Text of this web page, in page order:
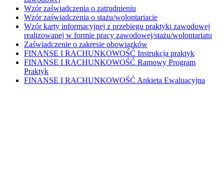
Wzór zaświadczenia o zatrudnieniu
Wzór zaświadczenia o stażu/wolontariacie
Wzór karty informacyjnej z przebiegu praktyki zawodowej
realizowanej w formie pracy zawodowej/stażu/wolontariatu
Zaświadczenie o zakresie obowiązków
FINANSE I RACHUNKOWOŚĆ Instrukcja praktyk
FINANSE I RACHUNKOWOŚĆ Ramowy Program
Praktyk
FINANSE I RACHUNKOWOŚĆ Ankieta Ewaluacyjna